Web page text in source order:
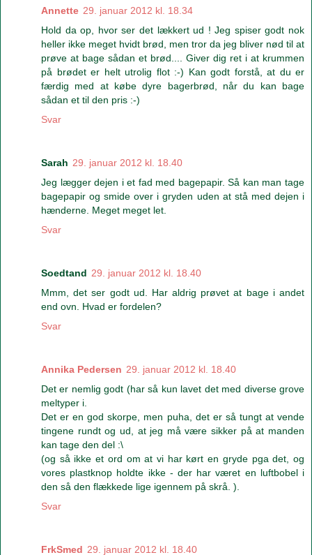
Annette 29. januar 2012 kl. 18.34
Hold da op, hvor ser det lækkert ud ! Jeg spiser godt nok
heller ikke meget hvidt brød, men tror da jeg bliver nød til at
prøve at bage sådan et brød.... Giver dig ret i at krummen
på brødet er helt utrolig flot :-) Kan godt forstå, at du er
færdig med at købe dyre bagerbrød, når du kan bage
sådan et til den pris :-)
Svar
Sarah 29. januar 2012 kl. 18.40
Jeg lægger dejen i et fad med bagepapir. Så kan man tage
bagepapir og smide over i gryden uden at stå med dejen i
hænderne. Meget meget let.
Svar
Soedtand 29. januar 2012 kl. 18.40
Mmm, det ser godt ud. Har aldrig prøvet at bage i andet
end ovn. Hvad er fordelen?
Svar
Annika Pedersen 29. januar 2012 kl. 18.40
Det er nemlig godt (har så kun lavet det med diverse grove
meltyper i.
Det er en god skorpe, men puha, det er så tungt at vende
tingene rundt og ud, at jeg må være sikker på at manden
kan tage den del :\
(og så ikke et ord om at vi har kørt en gryde pga det, og
vores plastknop holdte ikke - der har været en luftbobel i
den så den flækkede lige igennem på skrå. ).
Svar
FrkSmed 29. januar 2012 kl. 18.40